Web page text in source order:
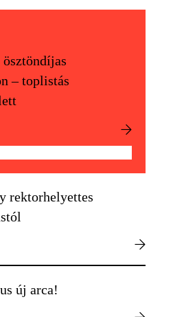
– toplistás
rektorhelyettes
új arca!